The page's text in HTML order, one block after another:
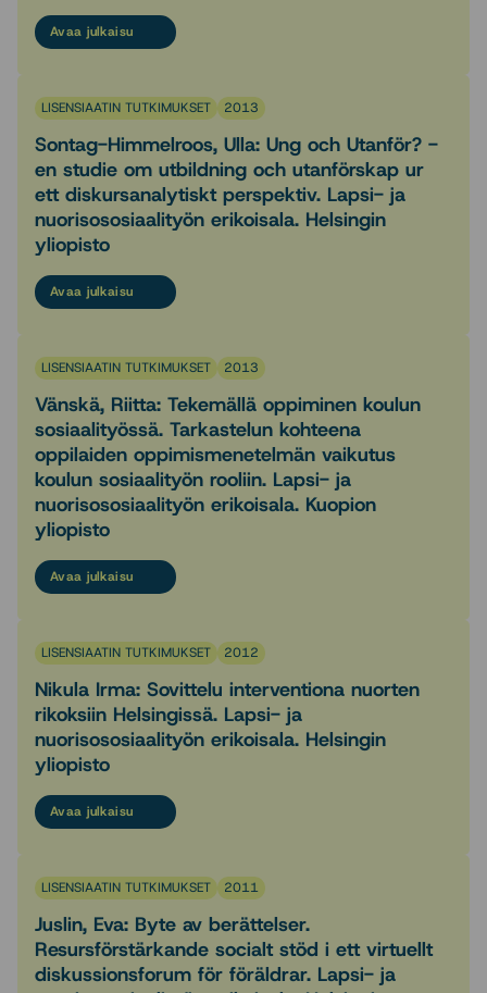
Avaa julkaisu
LISENSIAATIN TUTKIMUKSET 2013
Sontag-Himmelroos, Ulla: Ung och Utanför? -
en studie om utbildning och utanförskap ur
ett diskursanalytiskt perspektiv. Lapsi- ja
nuorisososiaalityön erikoisala. Helsingin
yliopisto
Avaa julkaisu
LISENSIAATIN TUTKIMUKSET 2013
Vänskä, Riitta: Tekemällä oppiminen koulun
sosiaalityössä. Tarkastelun kohteena
oppilaiden oppimismenetelmän vaikutus
koulun sosiaalityön rooliin. Lapsi- ja
nuorisososiaalityön erikoisala. Kuopion
yliopisto
Avaa julkaisu
LISENSIAATIN TUTKIMUKSET 2012
Nikula Irma: Sovittelu interventiona nuorten
rikoksiin Helsingissä. Lapsi- ja
nuorisososiaalityön erikoisala. Helsingin
yliopisto
Avaa julkaisu
LISENSIAATIN TUTKIMUKSET 2011
Juslin, Eva: Byte av berättelser.
Resursförstärkande socialt stöd i ett virtuellt
diskussionsforum för föräldrar. Lapsi- ja